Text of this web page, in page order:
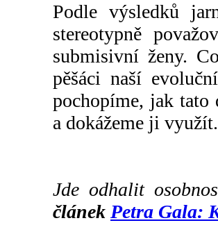
Podle výsledků
stereotypně
submisivní ženy.
pěšáci naší
pochopíme, jak tato
a dokážeme ji využít.
Jde odhalit
článek Petra Gala: